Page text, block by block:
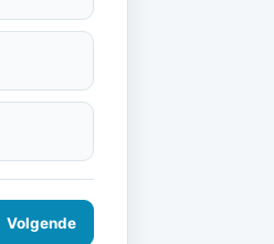
Volgende